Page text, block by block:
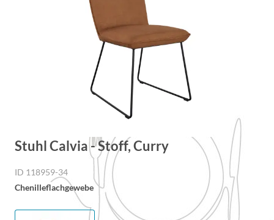
Stuhl Calvia - Stoff, Curry
ID 118959-34
Chenilleflachgewebe